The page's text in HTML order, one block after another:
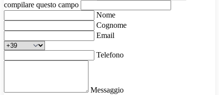
compilare questo campo
Nome
Cognome
Email
Telefono
Messaggio